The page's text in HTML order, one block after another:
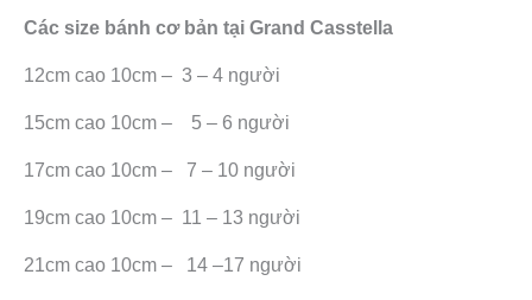
Các size bánh cơ bản tại Grand Casstella
12cm cao 10cm – 3 – 4 người
15cm cao 10cm – 5 – 6 người
17cm cao 10cm – 7 – 10 người
19cm cao 10cm – 11 – 13 người
21cm cao 10cm – 14 –17 người